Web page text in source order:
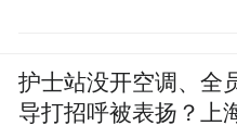
护士站没开空调、全
导打招呼被表扬？上